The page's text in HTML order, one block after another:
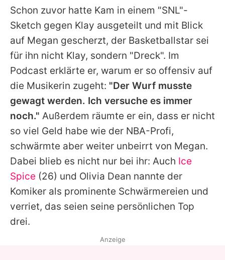
Schon zuvor hatte Kam in einem "SNL"-
Sketch gegen Klay ausgeteilt und mit Blick
auf Megan gescherzt, der Basketballstar sei
für ihn nicht Klay, sondern "Dreck". Im
Podcast erklärte er, warum er so offensiv auf
die Musikerin zugeht: "Der Wurf musste
gewagt werden. Ich versuche es immer
noch." Außerdem räumte er ein, dass er nicht
so viel Geld habe wie der NBA-Profi,
schwärmte aber weiter unbeirrt von Megan.
Dabei blieb es nicht nur bei ihr: Auch Ice
Spice (26) und Olivia Dean nannte der
Komiker als prominente Schwärmereien und
verriet, das seien seine persönlichen Top
drei.
Anzeige